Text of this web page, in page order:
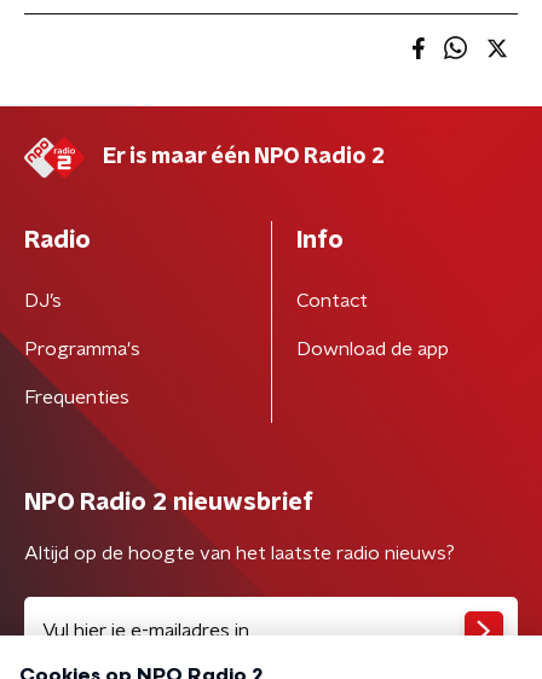
Er is maar één NPO Radio 2
Radio
DJ’s
Programma's
Frequenties
Info
Contact
Download de app
NPO Radio 2 nieuwsbrief
Altijd op de hoogte van het laatste radio nieuws?